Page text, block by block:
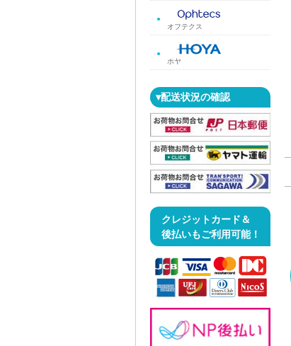
オフテクス
ホヤ
▾配送状況の確認
クレジットカード＆
後払いもご利用可能！